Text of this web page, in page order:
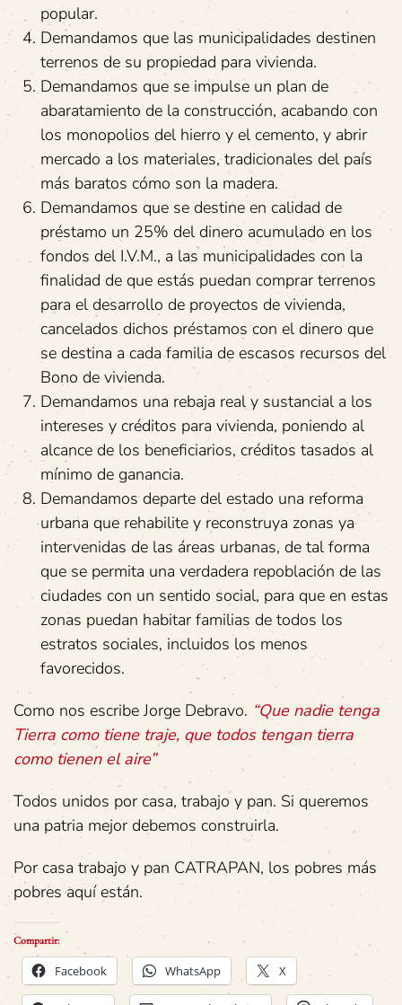
popular.
Demandamos que las municipalidades destinen
terrenos de su propiedad para vivienda.
Demandamos que se impulse un plan de
abaratamiento de la construcción, acabando con
los monopolios del hierro y el cemento, y abrir
mercado a los materiales, tradicionales del país
más baratos cómo son la madera.
Demandamos que se destine en calidad de
préstamo un 25% del dinero acumulado en los
fondos del I.V.M., a las municipalidades con la
finalidad de que estás puedan comprar terrenos
para el desarrollo de proyectos de vivienda,
cancelados dichos préstamos con el dinero que
se destina a cada familia de escasos recursos del
Bono de vivienda.
Demandamos una rebaja real y sustancial a los
intereses y créditos para vivienda, poniendo al
alcance de los beneficiarios, créditos tasados al
mínimo de ganancia.
Demandamos departe del estado una reforma
urbana que rehabilite y reconstruya zonas ya
intervenidas de las áreas urbanas, de tal forma
que se permita una verdadera repoblación de las
ciudades con un sentido social, para que en estas
zonas puedan habitar familias de todos los
estratos sociales, incluidos los menos
favorecidos.
Como nos escribe Jorge Debravo. “Que nadie tenga
Tierra como tiene traje, que todos tengan tierra
como tienen el aire”
Todos unidos por casa, trabajo y pan. Si queremos
una patria mejor debemos construirla.
Por casa trabajo y pan CATRAPAN, los pobres más
pobres aquí están.
Compartir:
Facebook WhatsApp X